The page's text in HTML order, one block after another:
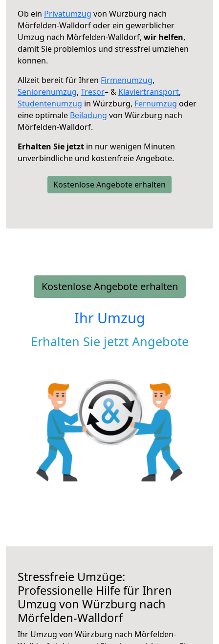
Ob ein Privatumzug von Würzburg nach
Mörfelden-Walldorf oder ein gewerblicher
Umzug nach Mörfelden-Walldorf, wir helfen,
damit Sie problemlos und stressfrei umziehen
können.
Allzeit bereit für Ihren Firmenumzug,
Seniorenumzug, Tresor– & Klaviertransport,
Studentenumzug in Würzburg, Fernumzug oder
eine optimale Beiladung von Würzburg nach
Mörfelden-Walldorf.
Erhalten Sie jetzt in nur wenigen Minuten
unverbindliche und kostenfreie Angebote.
Kostenlose Angebote erhalten
Kostenlose Angebote erhalten
Ihr Umzug
Erhalten Sie jetzt Angebote
Stressfreie Umzüge:
Professionelle Hilfe für Ihren
Umzug von Würzburg nach
Mörfelden-Walldorf
Ihr Umzug von Würzburg nach Mörfelden-